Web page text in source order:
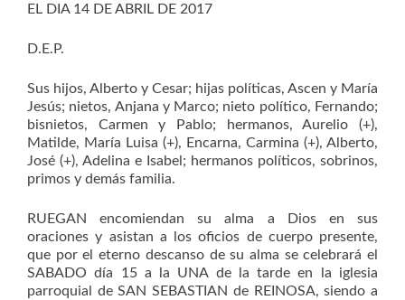
EL DIA 14 DE ABRIL DE 2017
D.E.P.
Sus hijos, Alberto y Cesar; hijas políticas, Ascen y María
Jesús; nietos, Anjana y Marco; nieto político, Fernando;
bisnietos, Carmen y Pablo; hermanos, Aurelio (+),
Matilde, María Luisa (+), Encarna, Carmina (+), Alberto,
José (+), Adelina e Isabel; hermanos políticos, sobrinos,
primos y demás familia.
RUEGAN encomiendan su alma a Dios en sus
oraciones y asistan a los oficios de cuerpo presente,
que por el eterno descanso de su alma se celebrará el
SABADO día 15 a la UNA de la tarde en la iglesia
parroquial de SAN SEBASTIAN de REINOSA, siendo a